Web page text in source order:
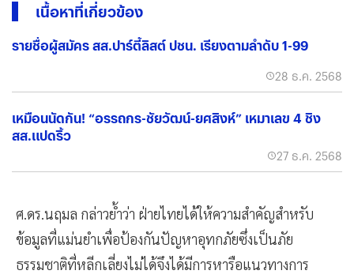
เนื้อหาที่เกี่ยวข้อง
รายชื่อผู้สมัคร สส.ปาร์ตี้ลิสต์ ปชน. เรียงตามลำดับ 1-99
28 ธ.ค. 2568
เหมือนนัดกัน! “อรรถกร-ชัยวัฒน์-ยศสิงห์” เหมาเลข 4 ชิง
สส.แปดริ้ว
27 ธ.ค. 2568
ศ.ดร.นฤมล กล่าวย้ำว่า ฝ่ายไทยได้ให้ความสำคัญสำหรับ
ข้อมูลที่แม่นยำเพื่อป้องกันปัญหาอุทกภัยซึ่งเป็นภัย
ธรรมชาติที่หลีกเลี่ยงไม่ได้จึงได้มีการหารือแนวทางการ